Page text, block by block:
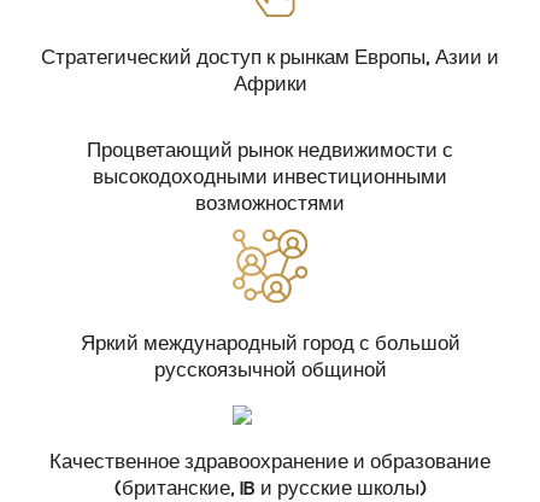
Стратегический доступ к рынкам Европы, Азии и
Африки
Процветающий рынок недвижимости с
высокодоходными инвестиционными
возможностями
Яркий международный город с большой
русскоязычной общиной
Качественное здравоохранение и образование
(британские, IB и русские школы)